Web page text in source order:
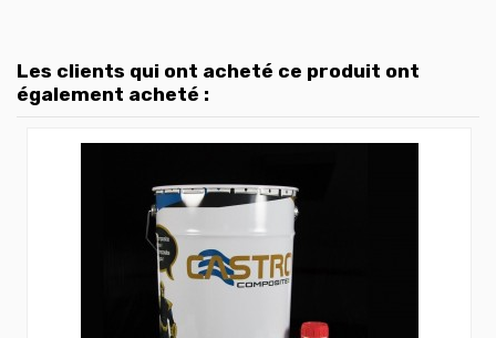
Les clients qui ont acheté ce produit ont
également acheté :